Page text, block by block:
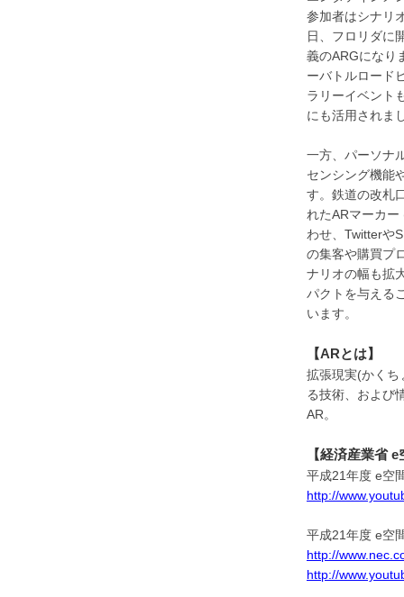
参加者はシナリ
日、フロリダに
義のARGになり
ーバトルロード
ラリーイベント
にも活用されま
一方、パーソナ
センシング機能
す。鉄道の改札
れたARマーカ
わせ、Twitterや
の集客や購買プ
ナリオの幅も拡
パクトを与える
います。
【ARとは】
拡張現実(かくち
る技術、および
AR。
【経済産業省
平成21年度 e空
http://
平成21年度 e
http://
http://